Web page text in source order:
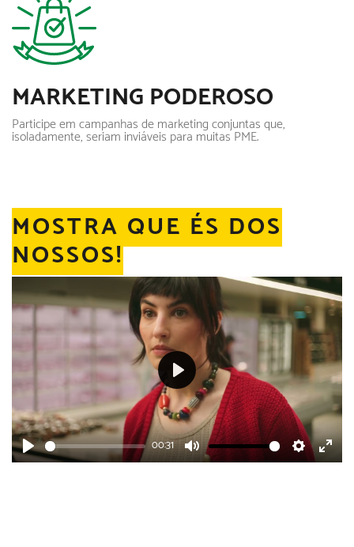
MARKETING PODEROSO
Participe em campanhas de marketing conjuntas que,
isoladamente, seriam inviáveis para muitas PME.
MOSTRA QUE ÉS DOS
NOSSOS!
Play
00:31
Mute Settings
Enter
Play